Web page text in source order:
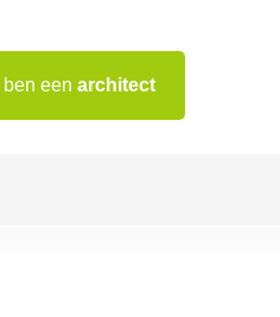
ben een architect